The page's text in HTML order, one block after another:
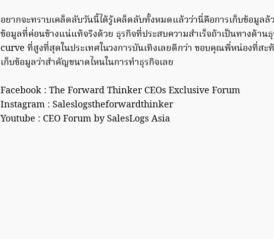
อยากจะทราบเคล็ดลับวันนี้ได้รู้เคล็ดลับทั้งหมดแล้วว่านี่คือการเก็บข้อมูลล้
ข้อมูลที่ค่อนข้างแน่แท้จริงด้วย ธุรกิจที่ประสบความสำเร็จถ้าเป็นทางด้านธุ
curve ที่สูงที่สุดในประเทศในวงการบันเทิงเลยดีกว่า ขอบคุณพี่หน่องที่สะ
เก็บข้อมูลว่าสำคัญขนาดไหนในการทำธุรกิจเลย
Facebook : The Forward Thinker CEOs Exclusive Forum
Instagram : Saleslogstheforwardthinker
Youtube : CEO Forum by SalesLogs Asia